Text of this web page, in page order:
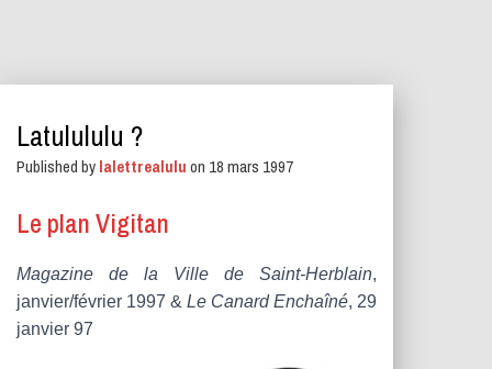
Latulululu ?
Published bylalettrealuluon 18 mars 1997
Le plan Vigitan
Magazine de la Ville de Saint-Herblain,
janvier/février 1997 &Le Canard Enchaîné, 29
janvier 97